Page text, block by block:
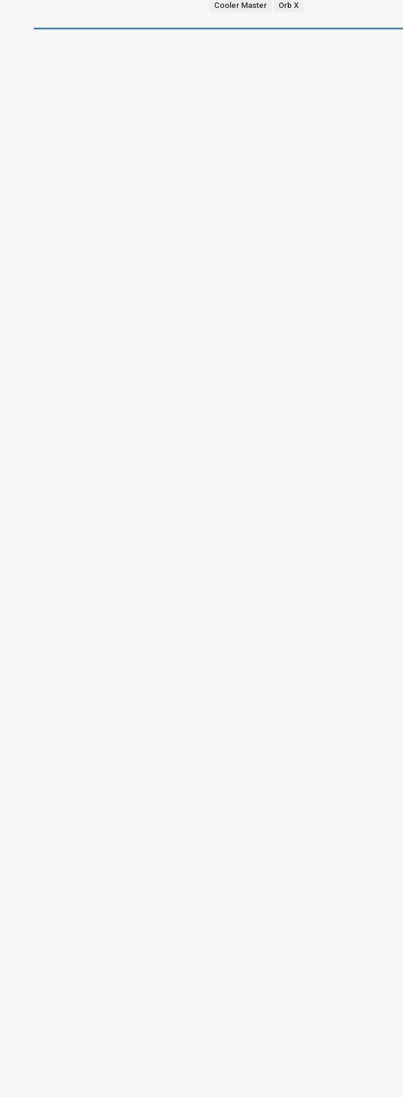
Cooler Master Orb X